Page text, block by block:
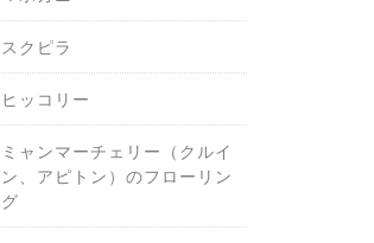
スクピラ
ヒッコリー
ミャンマーチェリー（クルイ
ン、アピトン）のフローリン
グ